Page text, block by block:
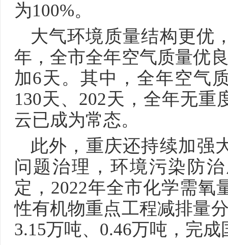
为100%。
大气环境质量结构更优
年，全市全年空气质量优
加6天。其中，全年空气
130天、202天，全年无
云已成为常态。
此外，重庆还持续加强
问题治理，环境污染防
定，2022年全市化学需氧
性有机物重点工程减排量
3.15万吨、0.46万吨，完